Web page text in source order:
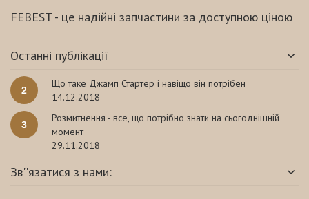
FEBEST - це надійні запчастини за доступною ціною
Останні публікації
2
Що таке Джамп Стартер і навіщо він потрібен
14.12.2018
3
Розмитнення - все, що потрібно знати на сьогоднішній
момент
29.11.2018
Зв''язатися з нами: